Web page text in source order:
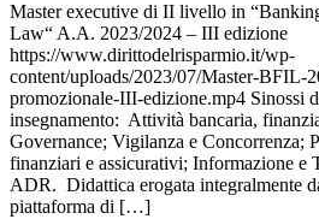
Master executive di II livello in
Law“ A.A. 2023/2024 – III edizione
https://www.dirittodelrisparmio.it/wp-
content/uploads/2023/07/Master-BFIL-
promozionale-III-edizione.mp4 Sinossi
insegnamento: Attività bancaria,
Governance; Vigilanza e Concorrenza;
finanziari e assicurativi; Informazione e
ADR. Didattica erogata integralmente
piattaforma di […]